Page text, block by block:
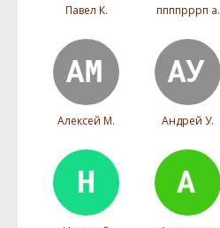
Павел К. ппппрррп а.
Алексей М. Андрей У.